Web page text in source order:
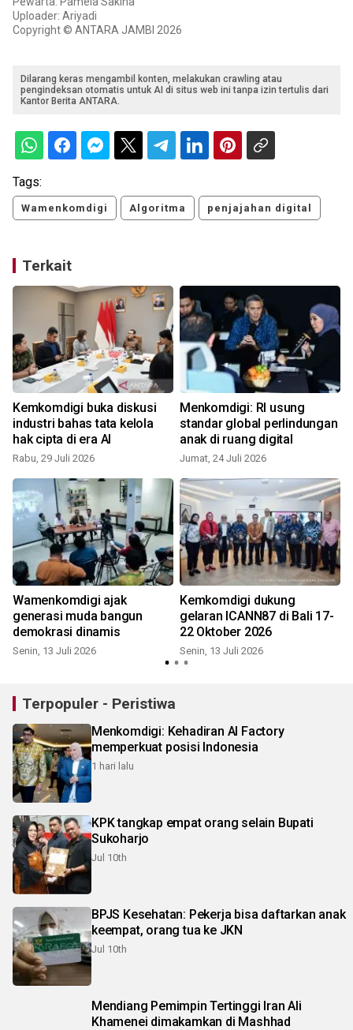
Uploader: Ariyadi
Copyright © ANTARA JAMBI 2026
Dilarang keras mengambil konten, melakukan crawling atau
pengindeksan otomatis untuk AI di situs web ini tanpa izin tertulis dari
Kantor Berita ANTARA.
Tags:
Wamenkomdigi Algoritma penjajahan digital
Terkait
Kemkomdigi buka diskusi
industri bahas tata kelola
hak cipta di era AI
Rabu, 29 Juli 2026
Menkomdigi: RI usung
standar global perlindungan
anak di ruang digital
Jumat, 24 Juli 2026
Wamenkomdigi ajak
generasi muda bangun
demokrasi dinamis
Senin, 13 Juli 2026
Kemkomdigi dukung
gelaran ICANN87 di Bali 17-
22 Oktober 2026
Senin, 13 Juli 2026
Terpopuler - Peristiwa
Menkomdigi: Kehadiran AI Factory
memperkuat posisi Indonesia
1 hari lalu
KPK tangkap empat orang selain Bupati
Sukoharjo
Jul 10th
BPJS Kesehatan: Pekerja bisa daftarkan anak
keempat, orang tua ke JKN
Jul 10th
Mendiang Pemimpin Tertinggi Iran Ali
Khamenei dimakamkan di Mashhad